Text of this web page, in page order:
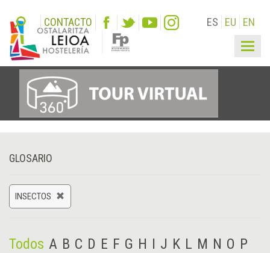
CONTACTO ES EU EN
GLOSARIO
INSECTOS
Todos A B C D E F G H I J K L M N O P